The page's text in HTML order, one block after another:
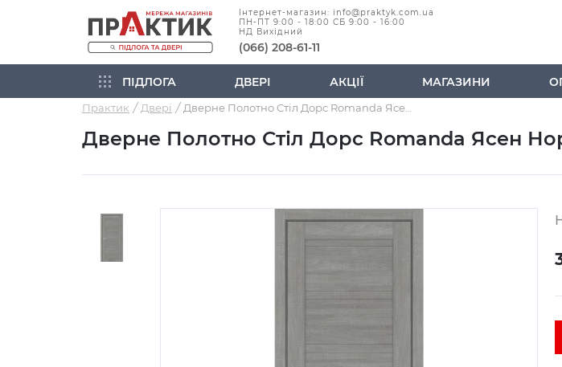
Інтернет-магазин: info@praktyk.com.ua
ПН-ПТ 9:00 - 18:00 СБ 9:00 - 16:00
НД Вихідний
(066) 208-61-11
ПІДЛОГА ДВЕРІ АКЦІЇ МАГАЗИНИ
Практик Двері
Дверне Полотно Стіл Дорс Romanda Ясен